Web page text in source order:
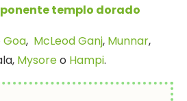
templo dorado
Goa, McLeod Ganj, Munnar,
Mysoreo Hampi.